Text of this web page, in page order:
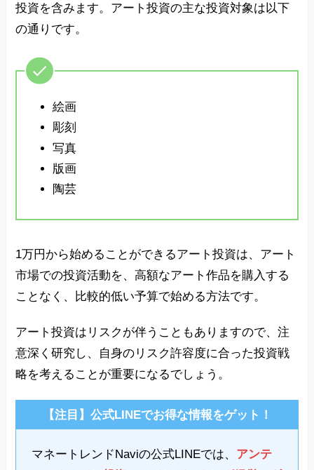
投資を含みます。アート投資の主な投資対象は以下
の通りです。
絵画
彫刻
写真
版画
陶芸
1万円から始めることができるアート投資は、アート
市場での投資活動を、高額なアート作品を購入する
ことなく、比較的低い予算で始める方法です。
アート投資はリスクが伴うこともありますので、注
意深く研究し、自身のリスク許容度に合った投資戦
略を考えることが重要になるでしょう。
【注目】公式LINEでお得な情報をゲット！
マネートレンドNaviの公式LINEでは、 アンテ